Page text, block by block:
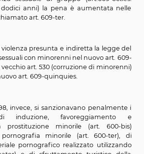
in cui il fatto è commesso in
ha compiuto gli anni quattordici
il tutore (art. 609-ter, n, 5) con
reclusione da sei a dodici anni,
è commesso nei confronti di
gli anni dieci con previsione della
contro minori di età è
(art. 609-septies comma 4, n. 1)
sessuale di gruppo (art.609-
a dodici anni) la pena è
richiamato art. 609-ter.